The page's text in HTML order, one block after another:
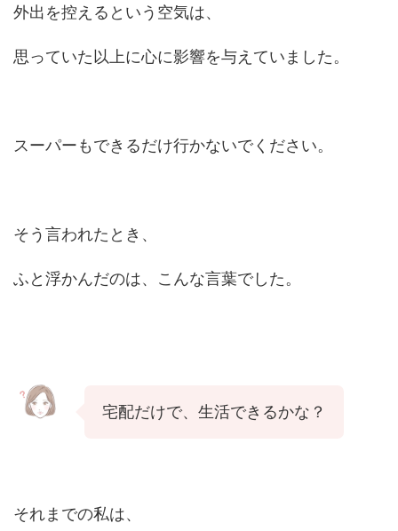
外出を控えるという空気は、
思っていた以上に心に影響を与えていました。
スーパーもできるだけ行かないでください。
そう言われたとき、
ふと浮かんだのは、こんな言葉でした。
宅配だけで、生活できるかな？
それまでの私は、